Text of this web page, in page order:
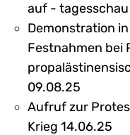
auf - tagesschau
Demonstration
Festnahmen bei
09.08.25
Aufruf zur
Krieg 14.06.25